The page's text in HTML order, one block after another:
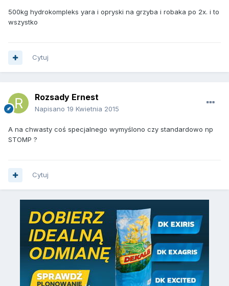
500kg hydrokompleks yara i opryski na grzyba i robaka po 2x. i to
wszystko
Cytuj
Rozsady Ernest
Napisano 19 Kwietnia 2015
A na chwasty coś specjalnego wymyślono czy standardowo np
STOMP ?
Cytuj